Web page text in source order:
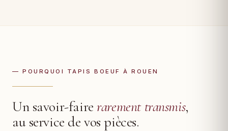
— POURQUOI TAPIS BOEUF À ROUEN
Un savoir-fairerarement transmis,
au service de vos pièces.